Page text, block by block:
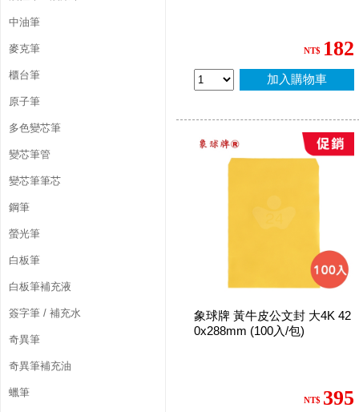
中油筆
麥克筆
櫃台筆
原子筆
多色變芯筆
變芯筆管
變芯筆筆芯
鋼筆
螢光筆
白板筆
白板筆補充液
簽字筆 / 補充水
奇異筆
奇異筆補充油
蠟筆
NT$ 182
加入購物車
象球牌 黃牛皮公文封 大4K 42
0x288mm (100入/包)
NT$ 395